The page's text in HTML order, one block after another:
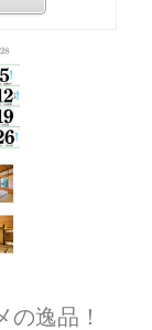
の逸品！